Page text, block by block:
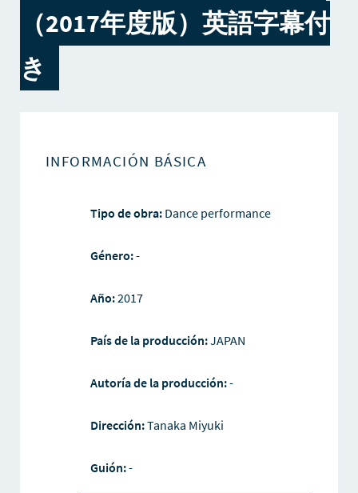
（2017年度版）英語字幕付
き
INFORMACIÓN BÁSICA
Tipo de obra:Dance performance
Género:-
Año:2017
País de la producción:JAPAN
Autoría de la producción:-
Dirección:Tanaka Miyuki
Guión:-